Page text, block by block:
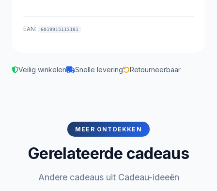
EAN: 6019915113181
Veilig winkelen Snelle levering Retourneerbaar
MEER ONTDEKKEN
Gerelateerde cadeaus
Andere cadeaus uit Cadeau-ideeën